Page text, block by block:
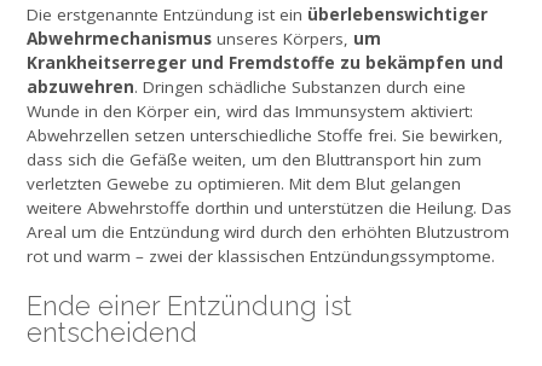
Die erstgenannte Entzündung ist ein überlebenswichtiger
Abwehrmechanismus unseres Körpers, um
Krankheitserreger und Fremdstoffe zu bekämpfen und
abzuwehren. Dringen schädliche Substanzen durch eine
Wunde in den Körper ein, wird das Immunsystem aktiviert:
Abwehrzellen setzen unterschiedliche Stoffe frei. Sie bewirken,
dass sich die Gefäße weiten, um den Bluttransport hin zum
verletzten Gewebe zu optimieren. Mit dem Blut gelangen
weitere Abwehrstoffe dorthin und unterstützen die Heilung. Das
Areal um die Entzündung wird durch den erhöhten Blutzustrom
rot und warm – zwei der klassischen Entzündungssymptome.
Ende einer Entzündung ist
entscheidend